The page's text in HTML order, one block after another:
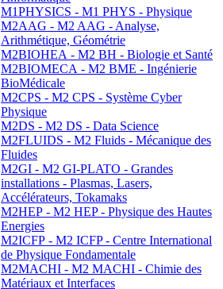
M1PHYSICS - M1 PHYS - Physique
M2AAG - M2 AAG - Analyse,
Arithmétique, Géométrie
M2BIOHEA - M2 BH - Biologie et Santé
M2BIOMECA - M2 BME - Ingénierie
BioMédicale
M2CPS - M2 CPS - Système Cyber
Physique
M2DS - M2 DS - Data Science
M2FLUIDS - M2 Fluids - Mécanique des
Fluides
M2GI - M2 GI-PLATO - Grandes
installations - Plasmas, Lasers,
Accélérateurs, Tokamaks
M2HEP - M2 HEP - Physique des Hautes
Energies
M2ICFP - M2 ICFP - Centre International
de Physique Fondamentale
M2MACHI - M2 MACHI - Chimie des
Matériaux et Interfaces